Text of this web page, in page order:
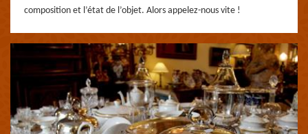
composition et l’état de l’objet. Alors appelez-nous vite !